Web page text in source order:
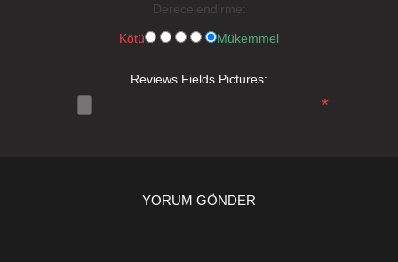
Derecelendirme:
Kötü Mükemmel
Reviews.Fields.Pictures:
*
YORUM GÖNDER